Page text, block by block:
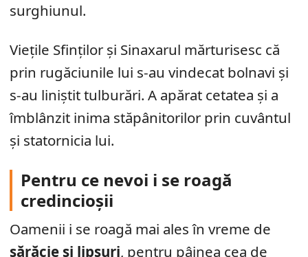
surghiunul.
Viețile Sfinților și Sinaxarul mărturisesc că
prin rugăciunile lui s-au vindecat bolnavi și
s-au liniștit tulburări. A apărat cetatea și a
îmblânzit inima stăpânitorilor prin cuvântul
și statornicia lui.
Pentru ce nevoi i se roagă
credincioșii
Oamenii i se roagă mai ales în vreme de
sărăcie și lipsuri, pentru pâinea cea de